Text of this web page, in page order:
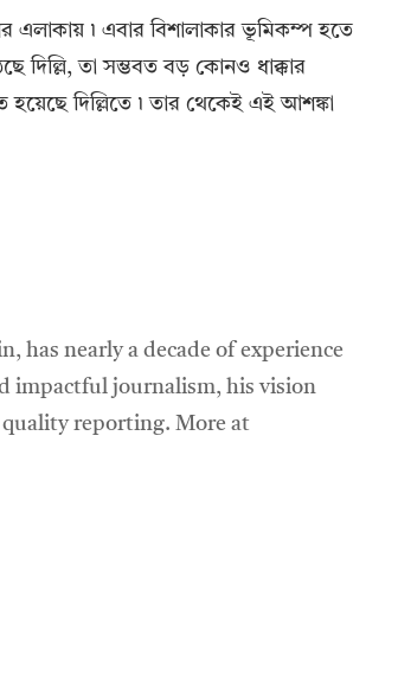
এলাকায় ৷ এবার বিশালাকার ভূমিকম্প হতে
দিল্লি, তা সম্ভবত বড় কোনও ধাক্কার
দিল্লিতে ৷ তার থেকেই এই আশঙ্কা
has nearly a decade of experience
impactful journalism, his vision
reporting. More at